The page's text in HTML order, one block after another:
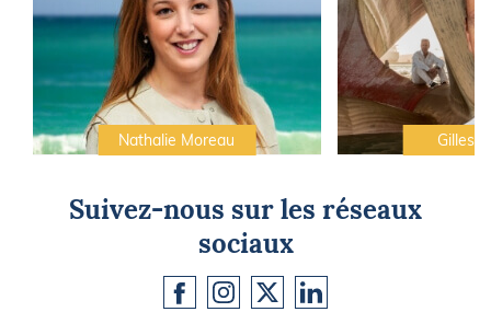
Nathalie Moreau Gilles
Suivez-nous sur les réseaux
sociaux